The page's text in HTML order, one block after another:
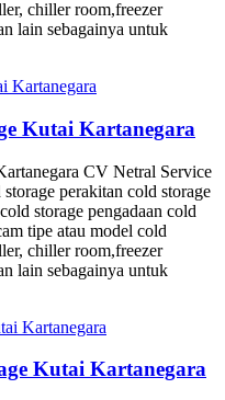
chiller room,freezer
lain sebagainya untuk
Kutai Kartanegara
CV Netral Service
perakitan cold storage
storage pengadaan cold
tipe atau model cold
chiller room,freezer
lain sebagainya untuk
Kutai Kartanegara